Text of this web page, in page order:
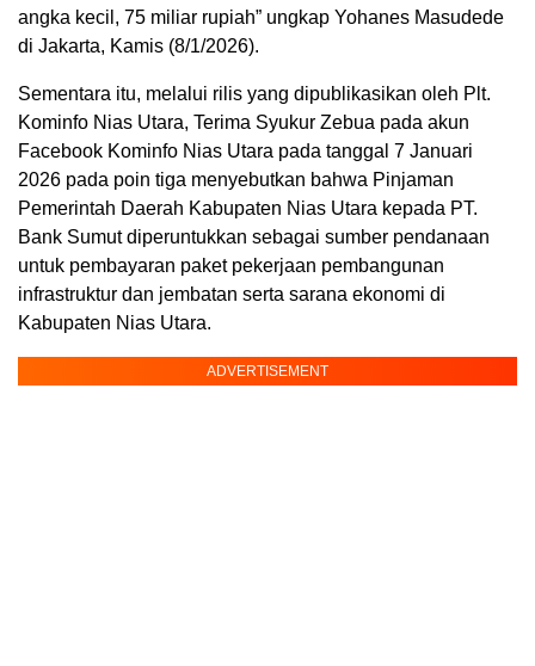
angka kecil, 75 miliar rupiah” ungkap Yohanes Masudede
di Jakarta, Kamis (8/1/2026).
Sementara itu, melalui rilis yang dipublikasikan oleh Plt.
Kominfo Nias Utara, Terima Syukur Zebua pada akun
Facebook Kominfo Nias Utara pada tanggal 7 Januari
2026 pada poin tiga menyebutkan bahwa Pinjaman
Pemerintah Daerah Kabupaten Nias Utara kepada PT.
Bank Sumut diperuntukkan sebagai sumber pendanaan
untuk pembayaran paket pekerjaan pembangunan
infrastruktur dan jembatan serta sarana ekonomi di
Kabupaten Nias Utara.
ADVERTISEMENT